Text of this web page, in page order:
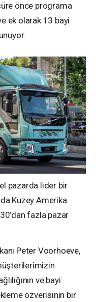
önce programa
ek olarak 13 bayi
pazarda lider bir
Kuzey Amerika
fazla pazar
Peter Voorhoeve,
ve bayi
özverisinin bir